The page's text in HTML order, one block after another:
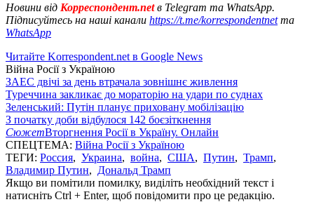
Новини від Корреспондент.netв Telegram та WhatsApp.
Підписуйтесь на наші канали https://t.me/korrespondentnetта
WhatsApp
Читайте Korrespondent.net в Google News
Війна Росії з Україною
ЗАЕС двічі за день втрачала зовнішнє живлення
Туреччина закликає до мораторію на удари по суднах
Зеленський: Путін планує приховану мобілізацію
З початку доби відбулося 142 боєзіткнення
СюжетВторгнення Росії в Україну. Онлайн
СПЕЦТЕМА: Війна Росії з Україною
ТЕГИ: Россия, Украина, война, США, Путин, Трамп,
Владимир Путин, Дональд Трамп
Якщо ви помітили помилку, виділіть необхідний текст і
натисніть Ctrl + Enter, щоб повідомити про це редакцію.